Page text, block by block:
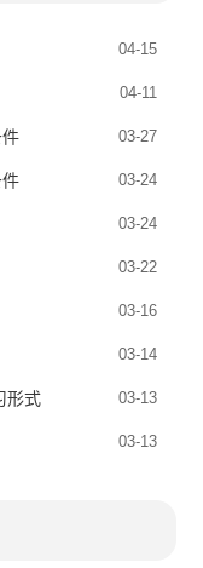
04-15
04-11
03-27
03-24
03-24
03-22
03-16
03-14
形式 03-13
03-13